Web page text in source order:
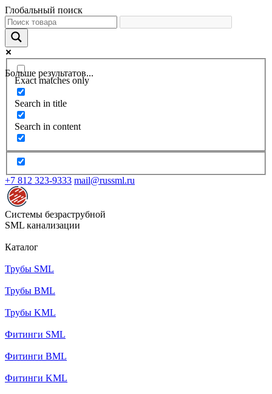
Глобальный поиск
Больше результатов...
Exact matches only
Search in title
Search in content
+7 812 323-9333 mail@russml.ru
Системы безраструбной
SML канализации
Каталог
Трубы SML
Трубы BML
Трубы KML
Фитинги SML
Фитинги BML
Фитинги KML